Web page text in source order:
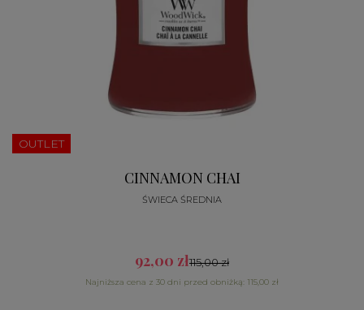
OUTLET
CINNAMON CHAI
ŚWIECA ŚREDNIA
92,00 zł115,00 zł
Najniższa cena z 30 dni przed obniżką: 115,00 zł